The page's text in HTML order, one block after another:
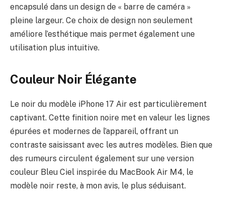
encapsulé dans un design de « barre de caméra »
pleine largeur. Ce choix de design non seulement
améliore l’esthétique mais permet également une
utilisation plus intuitive.
Couleur Noir Élégante
Le noir du modèle iPhone 17 Air est particulièrement
captivant. Cette finition noire met en valeur les lignes
épurées et modernes de l’appareil, offrant un
contraste saisissant avec les autres modèles. Bien que
des rumeurs circulent également sur une version
couleur Bleu Ciel inspirée du MacBook Air M4, le
modèle noir reste, à mon avis, le plus séduisant.